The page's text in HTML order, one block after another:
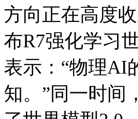
方向正在高度
布R7强化学习
表示：“物理AI
知。”同一时间